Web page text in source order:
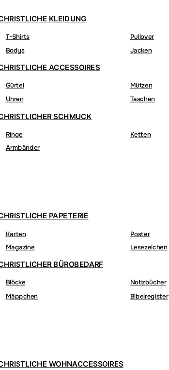
KLEIDUNG
T-Shirts Pullover
Bodys
Jacken
ACCESSOIRES
Gürtel Mützen
Uhren
Taschen
SCHMUCK
Ringe Ketten
Armbänder
PAPETERIE
Karten Poster
Magazine
Lesezeichen
BÜROBEDARF
Blöcke Notizbücher
Mäppchen
Bibelregister
WOHNACCESSOIRES